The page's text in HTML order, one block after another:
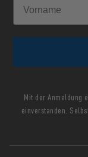
Mit der Anmeldung
einverstanden.